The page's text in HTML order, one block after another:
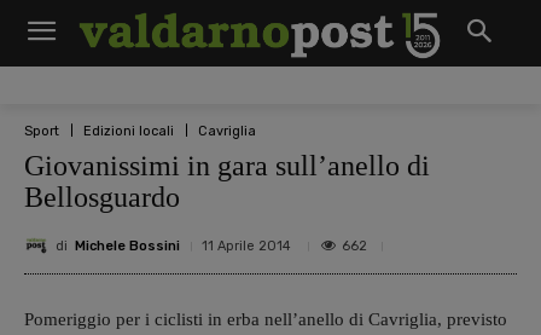
Sport Edizioni locali Cavriglia
Giovanissimi in gara sull’anello di
Bellosguardo
di Michele Bossini 11 Aprile 2014 662
Pomeriggio per i ciclisti in erba nell’anello di Cavriglia, previsto